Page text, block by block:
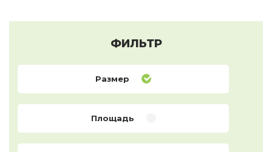
ФИЛЬТР
Размер
Площадь